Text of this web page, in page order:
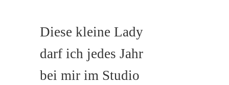
Diese kleine Lady
darf ich jedes Jahr
bei mir im Studio